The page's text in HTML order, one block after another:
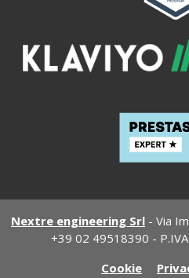
Nextre engineering Srl - Via
+39 02 49518390 -
Cookie